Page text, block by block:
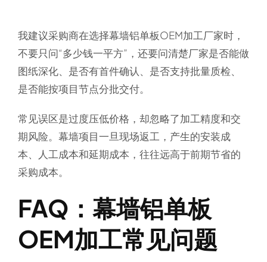
我建议采购商在选择幕墙铝单板OEM加工厂家时，
不要只问“多少钱一平方”，还要问清楚厂家是否能做
图纸深化、是否有首件确认、是否支持批量质检、
是否能按项目节点分批交付。
常见误区是过度压低价格，却忽略了加工精度和交
期风险。幕墙项目一旦现场返工，产生的安装成
本、人工成本和延期成本，往往远高于前期节省的
采购成本。
FAQ：幕墙铝单板
OEM加工常见问题